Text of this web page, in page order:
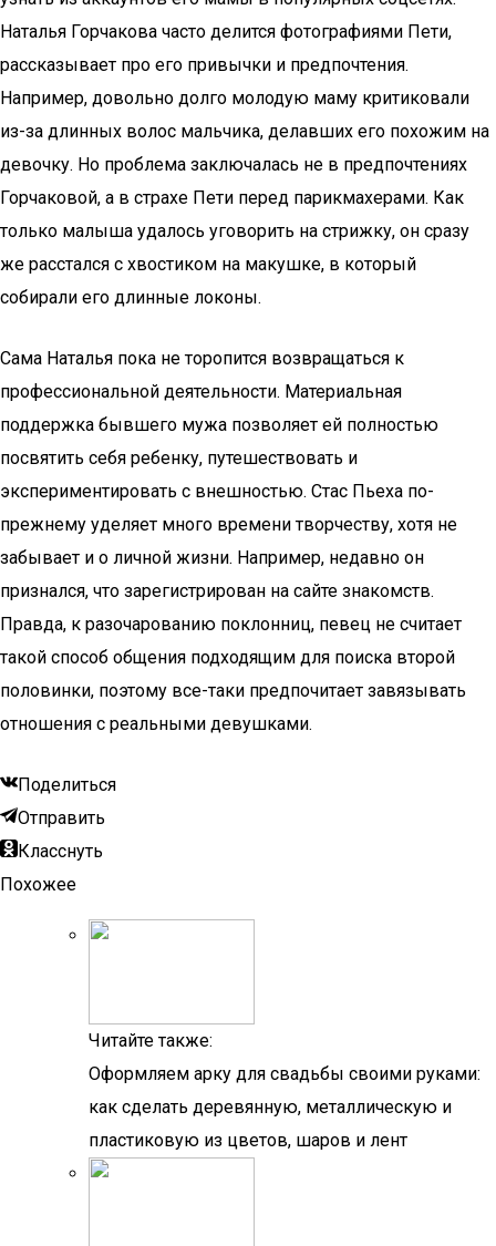
Наталья Горчакова часто делится фотографиями Пети,
рассказывает про его привычки и предпочтения.
Например, довольно долго молодую маму критиковали
из-за длинных волос мальчика, делавших его похожим на
девочку. Но проблема заключалась не в предпочтениях
Горчаковой, а в страхе Пети перед парикмахерами. Как
только малыша удалось уговорить на стрижку, он сразу
же расстался с хвостиком на макушке, в который
собирали его длинные локоны.
Сама Наталья пока не торопится возвращаться к
профессиональной деятельности. Материальная
поддержка бывшего мужа позволяет ей полностью
посвятить себя ребенку, путешествовать и
экспериментировать с внешностью. Стас Пьеха по-
прежнему уделяет много времени творчеству, хотя не
забывает и о личной жизни. Например, недавно он
признался, что зарегистрирован на сайте знакомств.
Правда, к разочарованию поклонниц, певец не считает
такой способ общения подходящим для поиска второй
половинки, поэтому все-таки предпочитает завязывать
отношения с реальными девушками.
Поделиться
Отправить
Класснуть
Похожее
Читайте также:
Оформляем арку для свадьбы своими руками:
как сделать деревянную, металлическую и
пластиковую из цветов, шаров и лент